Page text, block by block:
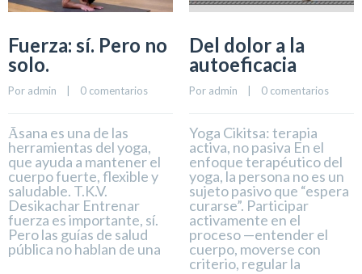
Fuerza: sí. Pero no
solo.
Por admin 0 comentarios
Āsana es una de las
herramientas del yoga,
que ayuda a mantener el
cuerpo fuerte, flexible y
saludable. T.K.V.
Desikachar Entrenar
fuerza es importante, sí.
Pero las guías de salud
pública no hablan de una
Del dolor a la
autoeficacia
Por admin 0 comentarios
Yoga Cikitsa: terapia
activa, no pasiva En el
enfoque terapéutico del
yoga, la persona no es un
sujeto pasivo que “espera
curarse”. Participar
activamente en el
proceso —entender el
cuerpo, moverse con
criterio, regular la